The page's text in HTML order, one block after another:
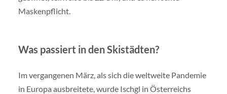
Maskenpflicht.
Was passiert in den Skistädten?
Im vergangenen März, als sich die weltweite Pandemie
in Europa ausbreitete, wurde Ischgl in Österreichs